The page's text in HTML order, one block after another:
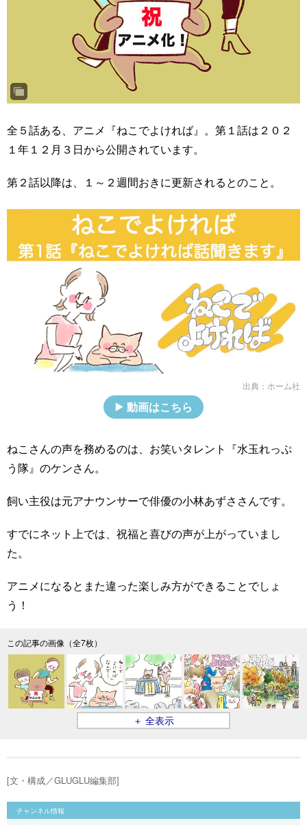
全５話ある、アニメ『ねこでよければ』。第１話は２０２
１年１２月３日から公開されています。
第２話以降は、１～２週間おきに更新されるとのこと。
出典： ホーム社
動画はこちら
ねこさんの声を務めるのは、お笑いタレント『水玉れっぷ
う隊』のケンさん。
飼い主役は元アナウンサーで俳優の小林あずささんです。
すでにネット上では、祝福と喜びの声が上がっていまし
た。
アニメになるとまた違った楽しみ方ができることでしょ
う！
この記事の画像（全7枚）
＋ 全表示
[文・構成／GLUGLU編集部]
チャンネル情報